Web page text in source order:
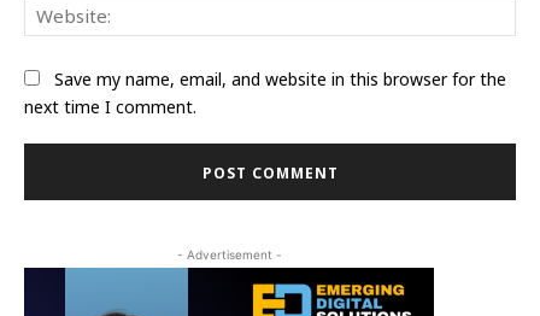
Save my name, email, and website in this browser for the
next time I comment.
- Advertisement -